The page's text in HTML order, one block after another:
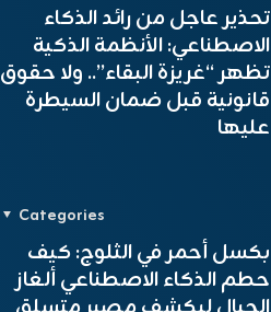
تحذير عاجل من رائد الذكاء
الاصطناعي: الأنظمة الذكية
تظهر “غريزة البقاء”.. ولا حقوق
قانونية قبل ضمان السيطرة
عليها
Categories
بكسل أحمر في الثلوج: كيف
حطم الذكاء الاصطناعي ألغاز